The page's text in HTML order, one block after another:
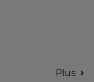
Plus